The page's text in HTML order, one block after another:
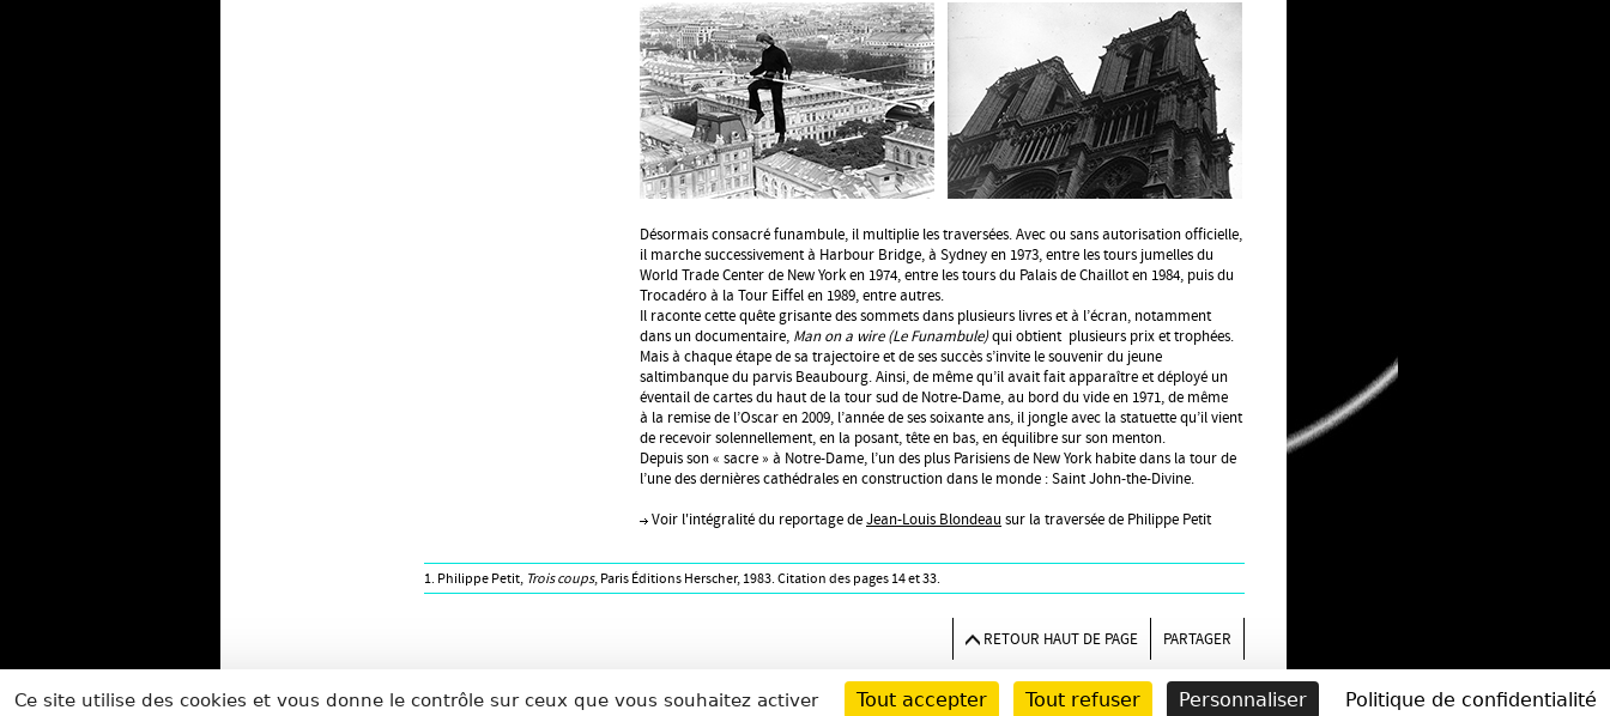
Désormais consacré funambule, il multiplie les traversées. Avec ou sans autorisation officielle,
il marche successivement à Harbour Bridge, à Sydney en 1973, entre les tours jumelles du
World Trade Center de New York en 1974, entre les tours du Palais de Chaillot en 1984, puis du
Trocadéro à la Tour Eiffel en 1989, entre autres.
Il raconte cette quête grisante des sommets dans plusieurs livres et à l’écran, notamment
dans un documentaire, Man on a wire (Le Funambule)qui obtient plusieurs prix et trophées.
Mais à chaque étape de sa trajectoire et de ses succès s’invite le souvenir du jeune
saltimbanque du parvis Beaubourg. Ainsi, de même qu’il avait fait apparaître et déployé un
éventail de cartes du haut de la tour sud de Notre-Dame, au bord du vide en 1971, de même
à la remise de l’Oscar en 2009, l’année de ses soixante ans, il jongle avec la statuette qu’il vient
de recevoir solennellement, en la posant, tête en bas, en équilibre sur son menton.
Depuis son « sacre » à Notre-Dame, l’un des plus Parisiens de New York habite dans la tour de
l’une des dernières cathédrales en construction dans le monde : Saint John-the-Divine.
Voir l'intégralité du reportage deJean-Louis Blondeau sur la traversée de Philippe Petit
1. Philippe Petit, Trois coups, Paris Éditions Herscher, 1983. Citation des pages 14 et 33.
PARTAGER
RETOUR HAUT DE PAGE
Ce site utilise des cookies et vous donne le contrôle sur ceux que vous souhaitez activer Tout accepter Tout refuser Personnaliser Politique de confidentialité